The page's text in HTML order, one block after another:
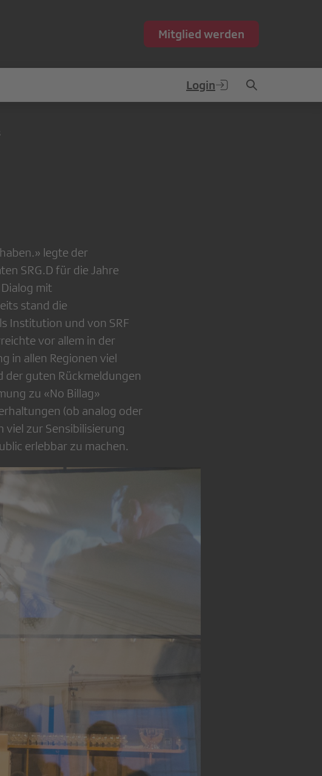
Mitglied werden
Login
legte der
SRG.D für die Jahre
mit
stand die
Institution und von SRF
vor allem in der
in allen Regionen viel
der guten Rückmeldungen
zu «No Billag»
(ob analog oder
zur Sensibilisierung
erlebbar zu machen.